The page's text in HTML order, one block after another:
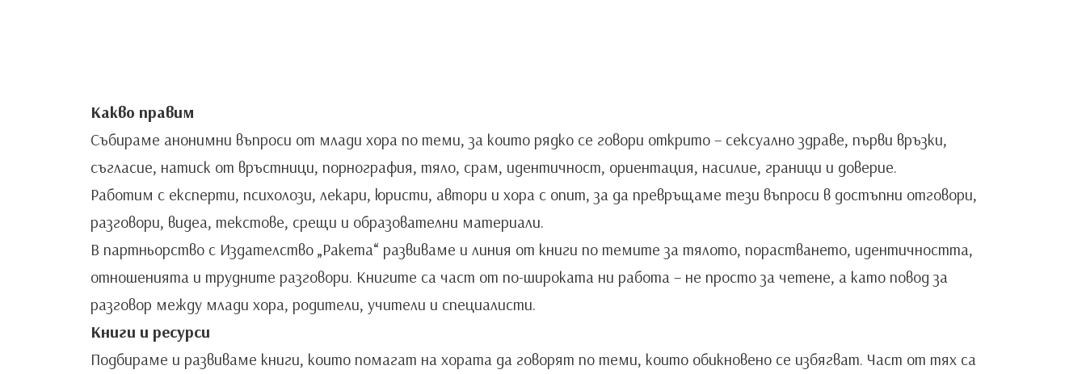
Какво правим
Събираме анонимни въпроси от млади хора по теми, за които рядко се говори открито – сексуално здраве, първи връзки,
съгласие, натиск от връстници, порнография, тяло, срам, идентичност, ориентация, насилие, граници и доверие.
Работим с експерти, психолози, лекари, юристи, автори и хора с опит, за да превръщаме тези въпроси в достъпни отговори,
разговори, видеа, текстове, срещи и образователни материали.
В партньорство с Издателство „Ракета“ развиваме и линия от книги по темите за тялото, порастването, идентичността,
отношенията и трудните разговори. Книгите са част от по-широката ни работа – не просто за четене, а като повод за
разговор между млади хора, родители, учители и специалисти.
Книги и ресурси
Подбираме и развиваме книги, които помагат на хората да говорят по теми, които обикновено се избягват. Част от тях са